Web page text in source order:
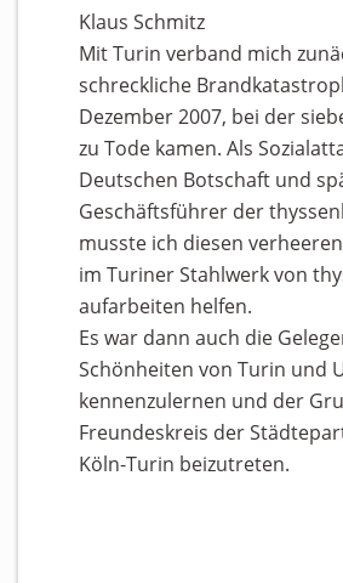
Klaus Schmitz
Mit Turin verband mich
schreckliche
Dezember 2007, bei der
zu Tode kamen. Als
Deutschen Botschaft und
Geschäftsführer der
musste ich diesen
im Turiner Stahlwerk von
aufarbeiten helfen.
Es war dann auch die
Schönheiten von Turin und
kennenzulernen und der
Freundeskreis der
Köln-Turin beizutreten.